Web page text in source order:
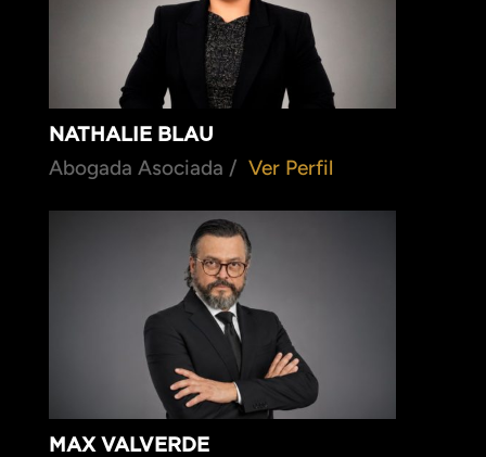
NATHALIE BLAU
Abogada Asociada / Ver Perfil
MAX VALVERDE